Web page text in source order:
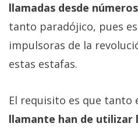
llamadas desde
tanto paradójico, pues
impulsoras de la
estas estafas.
El requisito es que tanto
llamante han de utilizar